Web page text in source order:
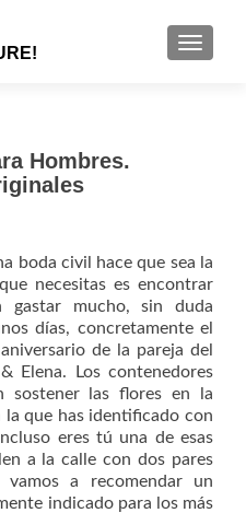
Hombres.
boda civil hace que sea la
necesitas es encontrar
gastar mucho, sin duda
días, concretamente el
de la pareja del
Elena. Los contenedores
sostener las flores en la
la que has identificado con
eres tú una de esas
a la calle con dos pares
a recomendar un
indicado para los más